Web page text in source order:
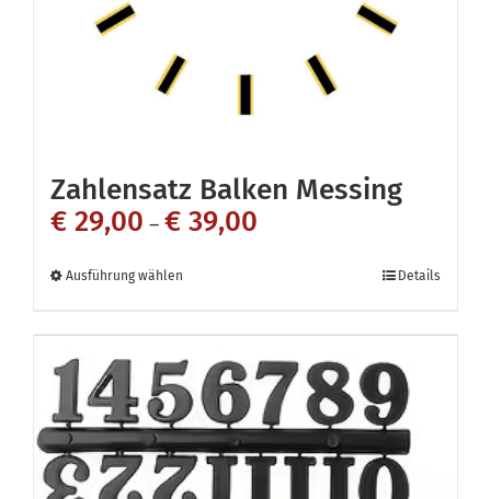
Produktseite
werden
Zahlensatz Balken Messing
€ 29,00 – € 39,00
Ausführung wählen
weist
mehrere
Varianten
auf.
Die
Details